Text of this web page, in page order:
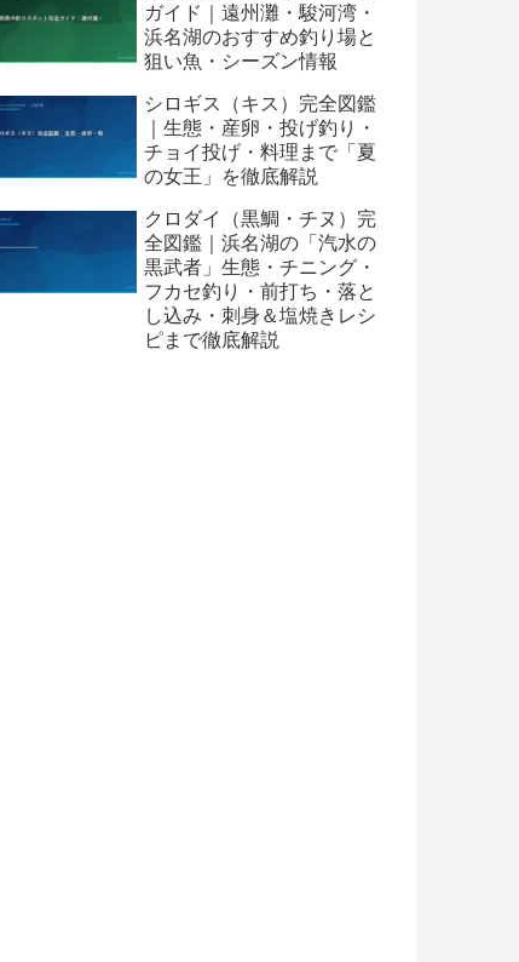
ガイド｜遠州灘・駿河湾・
浜名湖のおすすめ釣り場と
狙い魚・シーズン情報
シロギス（キス）完全図鑑
｜生態・産卵・投げ釣り・
チョイ投げ・料理まで「夏
の女王」を徹底解説
クロダイ（黒鯛・チヌ）完
全図鑑｜浜名湖の「汽水の
黒武者」生態・チニング・
フカセ釣り・前打ち・落と
し込み・刺身＆塩焼きレシ
ピまで徹底解説